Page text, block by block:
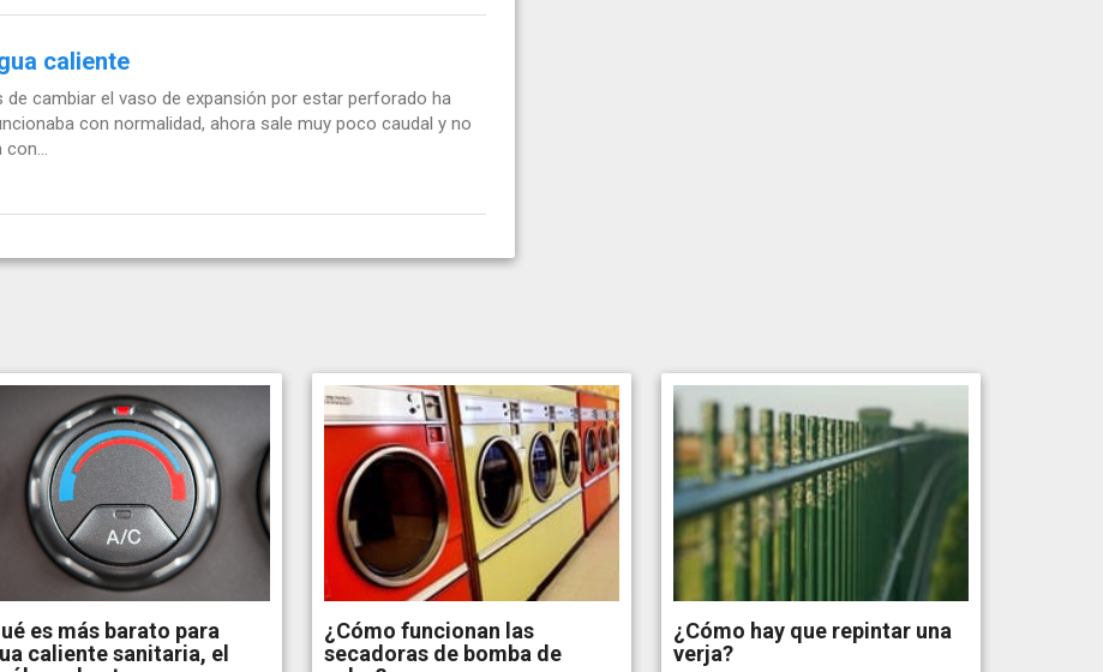
caliente
cambiar el vaso de expansión por estar perforado ha
con normalidad, ahora sale muy poco caudal y no
es más barato para
caliente sanitaria, el
¿Cómo funcionan las
secadoras de bomba de
¿Cómo hay que repintar una
verja?